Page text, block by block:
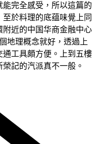
完全感受，所以這篇的
於料理的底蕴味覺上同
附近的中国华商金融中心
地理概念就好，透過上
工具頗方便。
上到五樓
記的汽派真不一般。